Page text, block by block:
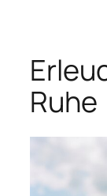
Ruhe